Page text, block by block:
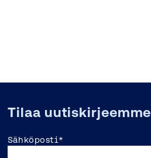
Tilaa uutiskirjeemme
Sähköposti*